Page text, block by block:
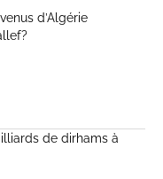
d’Algérie
de dirhams à